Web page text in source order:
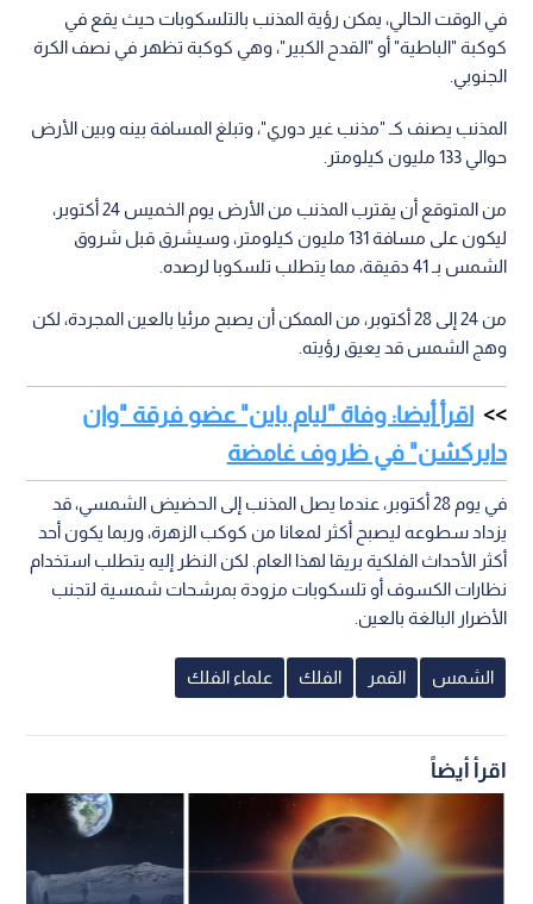
في الوقت الحالي، يمكن رؤية المذنب بالتلسكوبات حيث يقع في
كوكبة "الباطية" أو "القدح الكبير"، وهي كوكبة تظهر في نصف الكرة
الجنوبي.
المذنب يصنف كـ "مذنب غير دوري"، وتبلغ المسافة بينه وبين الأرض
حوالي 133 مليون كيلومتر.
من المتوقع أن يقترب المذنب من الأرض يوم الخميس 24 أكتوبر،
ليكون على مسافة 131 مليون كيلومتر، وسيشرق قبل شروق
الشمس بـ 41 دقيقة، مما يتطلب تلسكوبا لرصده.
من 24 إلى 28 أكتوبر، من الممكن أن يصبح مرئيا بالعين المجردة، لكن
وهج الشمس قد يعيق رؤيته.
اقرأ أيضا: وفاة "ليام باين" عضو فرقة "وان
دايركشن" في ظروف غامضة
في يوم 28 أكتوبر، عندما يصل المذنب إلى الحضيض الشمسي، قد
يزداد سطوعه ليصبح أكثر لمعانا من كوكب الزهرة، وربما يكون أحد
أكثر الأحداث الفلكية بريقا لهذا العام. لكن النظر إليه يتطلب استخدام
نظارات الكسوف أو تلسكوبات مزودة بمرشحات شمسية لتجنب
الأضرار البالغة بالعين.
الشمس القمر الفلك علماء الفلك
اقرأ أيضاً